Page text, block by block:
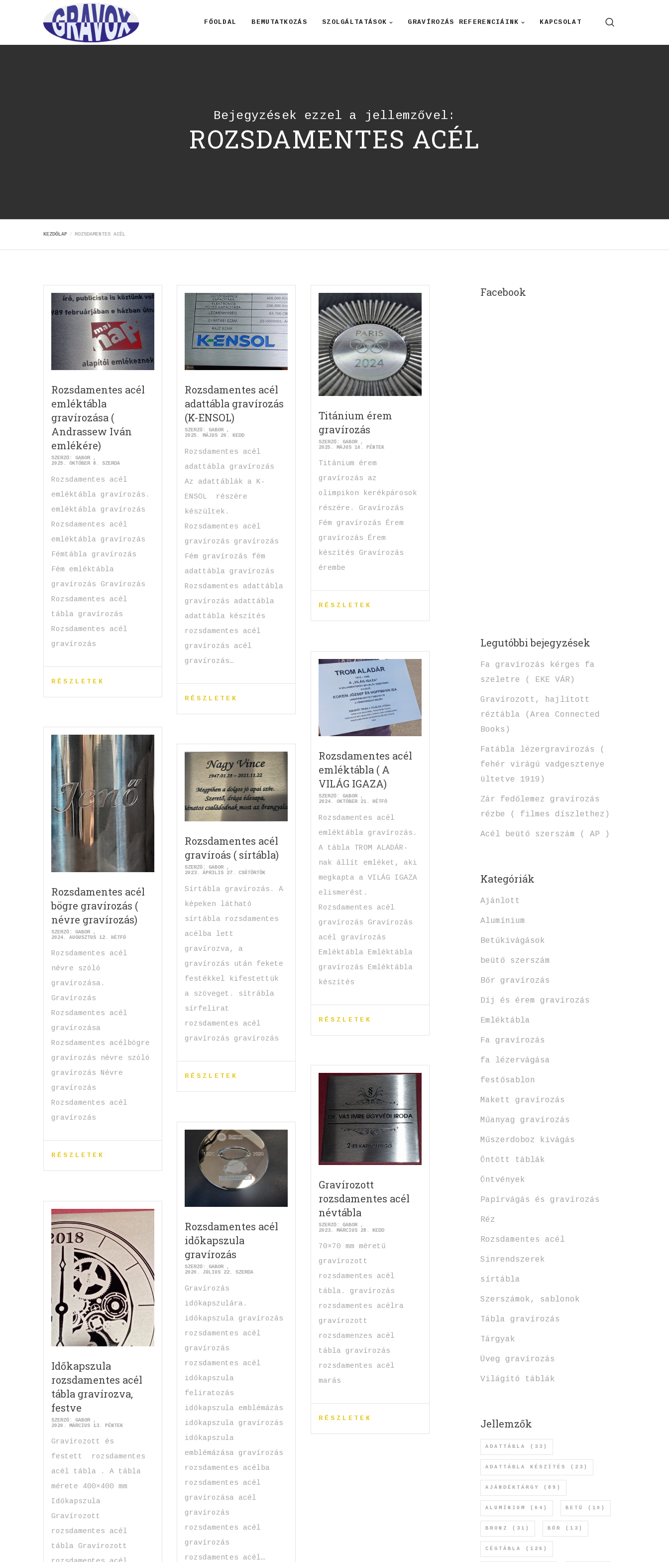
FŐOLDAL BEMUTATKOZÁS SZOLGÁLTATÁSOK GRAVÍROZÁS REFERENCIÁINK KAPCSOLAT
Bejegyzések ezzel a jellemzővel:
ROZSDAMENTES ACÉL
KEZDŐLAP ROZSDAMENTES ACÉL
Rozsdamentes acél
emléktábla
gravírozása (
Andrassew Iván
emlékére)
SZERZŐ: GABOR
2025. OKTÓBER 8. SZERDA
Rozsdamentes acél
emléktábla gravírozás.
emléktábla gravírozás
Rozsdamentes acél
emléktábla gravírozás
Fémtábla gravírozás
Fém emléktábla
gravírozás Gravírozás
Rozsdamentes acél
tábla gravírozás
Rozsdamentes acél
gravírozás
RÉSZLETEK
Rozsdamentes acél
adattábla gravírozás
(K-ENSOL)
SZERZŐ: GABOR
2025. MÁJUS 20. KEDD
Rozsdamentes acél
adattábla gravírozás
Az adattáblák a K-
ENSOL részére
készültek.
Rozsdamentes acél
gravírozás gravírozás
Fém gravírozás fém
adattábla gravírozás
Rozsdamentes adattábla
gravírozás adattábla
adattábla készítés
rozsdamentes acél
gravírozás acél
gravírozás…
RÉSZLETEK
Titánium érem
gravírozás
SZERZŐ: GABOR
2025. MÁJUS 16. PÉNTEK
Titánium érem
gravírozás az
olimpikon kerékpárosok
részére. Gravírozás
Fém gravírozás Érem
gravírozás Érem
készítés Gravírozás
érembe
RÉSZLETEK
Rozsdamentes acél
emléktábla ( A
VILÁG IGAZA)
SZERZŐ: GABOR
2024. OKTÓBER 21. HÉTFŐ
Rozsdamentes acél
emléktábla gravírozás.
A tábla TROM ALADÁR-
nak állít emléket, aki
megkapta a VILÁG IGAZA
elismerést.
Rozsdamentes acél
gravírozás Gravírozás
acél gravírozás
Emléktábla Emléktábla
gravírozás Emléktábla
készítés
RÉSZLETEK
Rozsdamentes acél
bögre gravírozás (
névre gravírozás)
SZERZŐ: GABOR
2024. AUGUSZTUS 12. HÉTFŐ
Rozsdamentes acél
névre szóló
gravírozása.
Gravírozás
Rozsdamentes acél
gravírozása
Rozsdamentes acélbögre
gravírozás névre szóló
gravírozás Névre
gravírozás
Rozsdamentes acél
gravírozás
RÉSZLETEK
Rozsdamentes acél
gravíroás ( sírtábla)
SZERZŐ: GABOR
2023. ÁPRILIS 27. CSÜTÖRTÖK
Sírtábla gravírozás. A
képeken látható
sírtábla rozsdamentes
acélba lett
gravírozva, a
gravírozás után fekete
festékkel kifestettük
a szöveget. sítrábla
sírfelirat
rozsdamentes acél
gravírozás gravírozás
RÉSZLETEK
Gravírozott
rozsdamentes acél
névtábla
SZERZŐ: GABOR
2023. MÁRCIUS 28. KEDD
70×70 mm méretű
gravírozott
rozsdamentes acél
tábla. gravírozás
rozsdamentes acélra
gravírozott
rozsdamenzes acél
tábla gravírozás
rozsdamentes acél
marás
RÉSZLETEK
Rozsdamentes acél
időkapszula
gravírozás
SZERZŐ: GABOR
2020. JÚLIUS 22. SZERDA
Gravírozás
időkapszulára.
időkapszula gravírozás
rozsdamentes acél
gravírozás
rozsdamentes acél
időkapszula
feliratozás
időkapszula emblémázás
időkapszula gravírozás
időkapszula
emblémázása gravírozás
rozsdamentes acélba
rozsdamentes acél
gravírozása acél
gravírozás
rozsdamentes acél
gravírozás
rozsdamentes acél…
Időkapszula
rozsdamentes acél
tábla gravírozva,
festve
SZERZŐ: GABOR
2020. MÁRCIUS 13. PÉNTEK
Gravírozott és
festett rozsdamentes
acél tábla . A tábla
mérete 400×400 mm
Időkapszula
Gravírozott
rozsdamentes acél
tábla Gravírozott
Facebook
Legutóbbi bejegyzések
Fa gravírozás kérges fa
szeletre ( EKE VÁR)
Gravírozott, hajlított
réztábla (Area Connected
Books)
Fatábla lézergravírozás (
fehér virágú vadgesztenye
ültetve 1919)
Zár fedőlemez gravírozás
rézbe ( filmes díszlethez)
Acél beütő szerszám ( AP )
Kategóriák
Ajánlott
Alumínium
Betűkivágások
beütő szerszám
Bőr gravírozás
Díj és érem gravírozás
Emléktábla
Fa gravírozás
fa lézervágása
festősablon
Makett gravírozás
Műanyag gravírozás
Műszerdoboz kivágás
Öntött táblák
Öntvények
Papírvágás és gravírozás
Réz
Rozsdamentes acél
Sinrendszerek
sírtábla
Szerszámok, sablonok
Tábla gravírozás
Tárgyak
Üveg gravírozás
Világító táblák
Jellemzők
ADATTÁBLA (33)
ADATTÁBLA KÉSZÍTÉS (23)
AJÁNDÉKTÁRGY (89)
ALUMÍNIUM (64) BETŰ (10)
BRONZ (31) BŐR (13)
CÉGTÁBLA (126)